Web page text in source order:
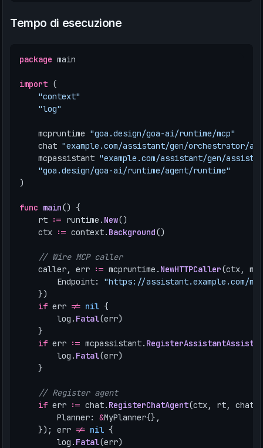
Tempo di esecuzione
package main
import (
"context"
"log"
mcpruntime "goa.design/goa-ai/runtime/mcp"
chat "example.com/assistant/gen/orchestrator/
mcpassistant "example.com/assistant/gen/
"goa.design/goa-ai/runtime/agent/runtime"
)
func main() {
rt := runtime . New()
ctx := context. Background()
// Wire MCP caller
caller, err := mcpruntime . NewHTTPCaller(ctx,
Endpoint:
"https://assistant.example.com/
})
if err != nil {
log . Fatal(err)
}
if err := mcpassistant.
log . Fatal(err)
}
// Register agent
if err := chat. RegisterChatAgent(ctx, rt, chat
Planner: &MyPlanner{},
});
err != nil {
log . Fatal(err)